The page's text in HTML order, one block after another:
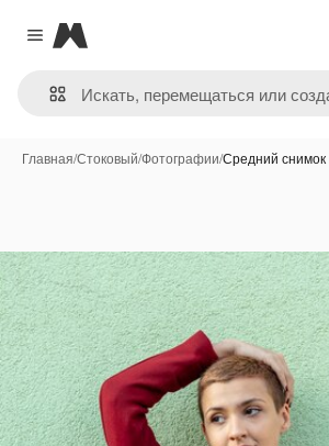
Close menu
Magnific
Главная/Стоковый/Фотографии/Средний